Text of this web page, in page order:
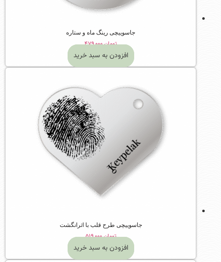
جاسوییچی رینگ ماه و ستاره
تومان۴۷۹,۰۰۰
افزودن به سبد خرید
جاسوییچی طرح قلب با اثرانگشت
تومان۵۱۹,۰۰۰
افزودن به سبد خرید